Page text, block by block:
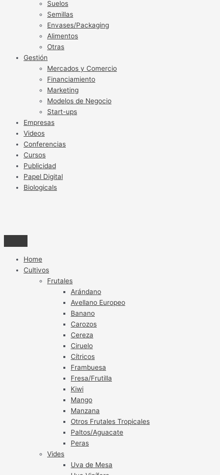
Suelos
Semillas
Envases/Packaging
Alimentos
Otras
Gestión
Mercados y Comercio
Financiamiento
Marketing
Modelos de Negocio
Start-ups
Empresas
Videos
Conferencias
Cursos
Publicidad
Papel Digital
Biologicals
Home
Cultivos
Frutales
Arándano
Avellano Europeo
Banano
Carozos
Cereza
Ciruelo
Cítricos
Frambuesa
Fresa/Frutilla
Kiwi
Mango
Manzana
Otros Frutales Tropicales
Paltos/Aguacate
Peras
Vides
Uva de Mesa